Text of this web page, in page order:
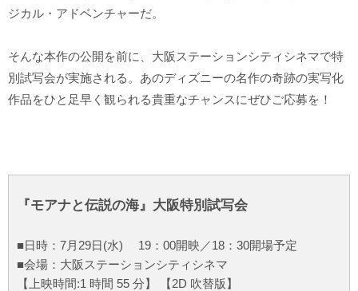
ジカル・アドベンチャーだ。
そんな本作の公開を前に、大阪ステーションシティシネマで特
別試写会が実施される。あのディズニーの名作の奇跡の実写化
作品をひと足早く観られる貴重なチャンスにぜひご応募を！
『モアナと伝説の海』大阪特別試写会
■日時：7月29日(水) 19：00開映／18：30開場予定
■会場：大阪ステーションシティシネマ
【上映時間:1 時間 55 分】 【2D 吹替版】